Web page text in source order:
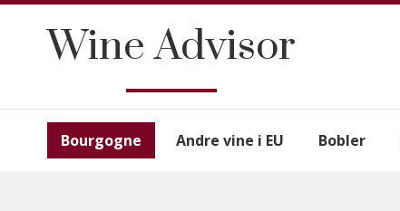
Wine Advisor
Bourgogne Andre vine i EU Bobler